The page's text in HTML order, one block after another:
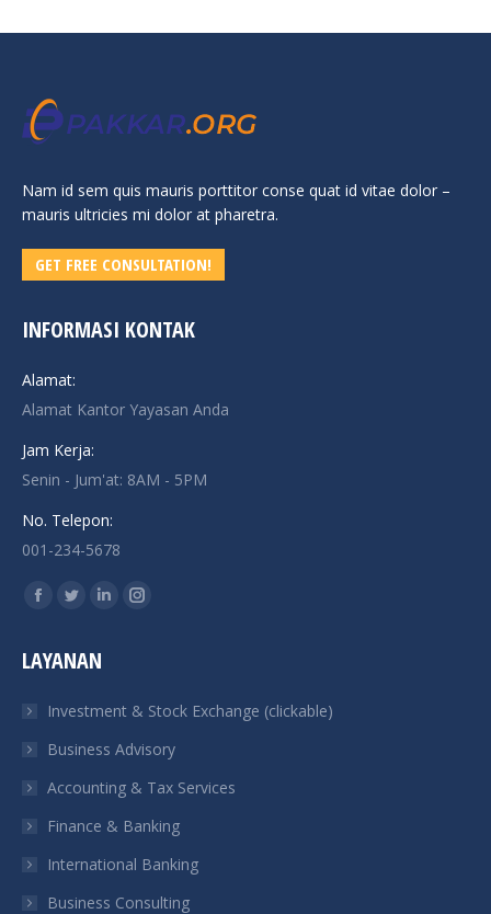
Nam id sem quis mauris porttitor conse quat id vitae dolor –
mauris ultricies mi dolor at pharetra.
GET FREE CONSULTATION!
INFORMASI KONTAK
Alamat:
Alamat Kantor Yayasan Anda
Jam Kerja:
Senin - Jum'at: 8AM - 5PM
No. Telepon:
001-234-5678
Find us on:
Facebook
opens
new
window
Twitter
opens
new
window
Linkedin
new
window
Instagram
new
window
LAYANAN
Investment & Stock Exchange (clickable)
Business Advisory
Accounting & Tax Services
Finance & Banking
International Banking
Business Consulting